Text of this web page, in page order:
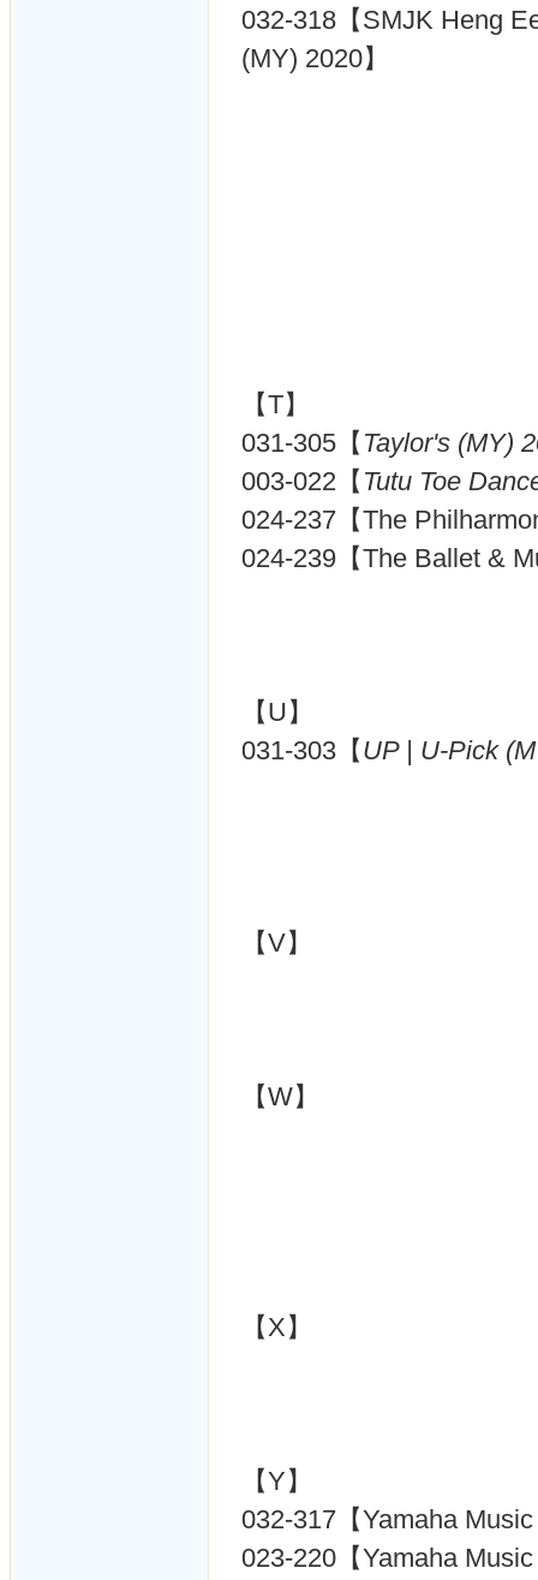
032-318【SMJK Heng
(MY) 2020】
【T】
031-305【 Taylor's (MY)
003-022【 Tutu Toe
024-237【The
024-239【The Ballet &
【U】
031-303【UP | U-Pick
【V】
【W】
【X】
【Y】
032-317【Yamaha
023-220【Yamaha